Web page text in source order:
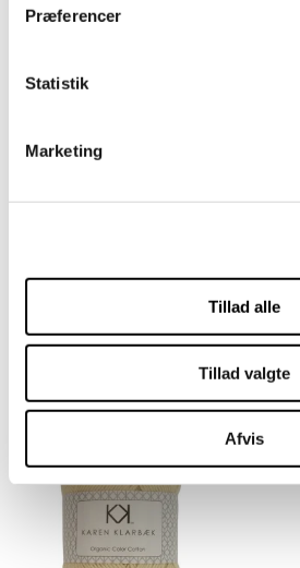
Præferencer
Statistik
Marketing
Tillad alle
Tillad valgte
Afvis
VIS PRODUKT